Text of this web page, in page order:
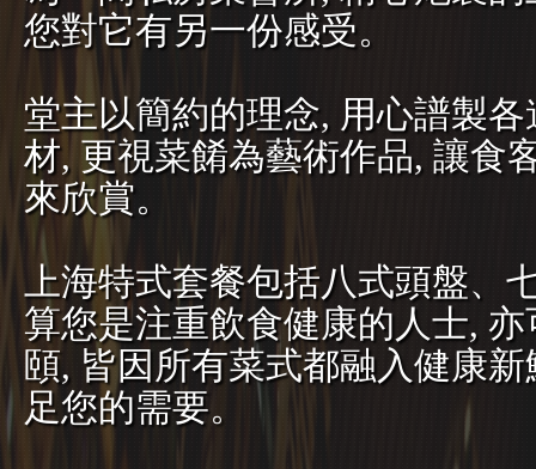
您對它有另一份感受。
堂主以簡約的理念, 用心譜製
材, 更視菜餚為藝術作品, 讓食
來欣賞。
上海特式套餐包括八式頭盤、
算您是注重飲食健康的人士,
頤, 皆因所有菜式都融入健康
足您的需要。